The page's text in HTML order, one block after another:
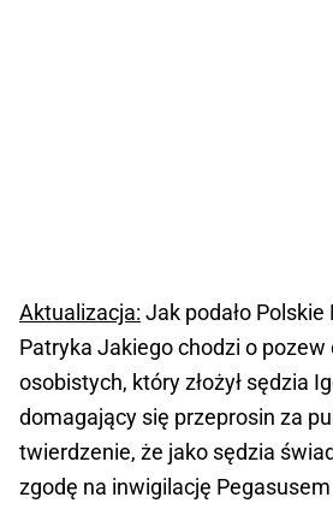
Aktualizacja: Jak podało
Patryka Jakiego chodzi o pozew
osobistych, który złożył sędzia
domagający się przeprosin za
twierdzenie, że jako sędzia
zgodę na inwigilację Pegasusem